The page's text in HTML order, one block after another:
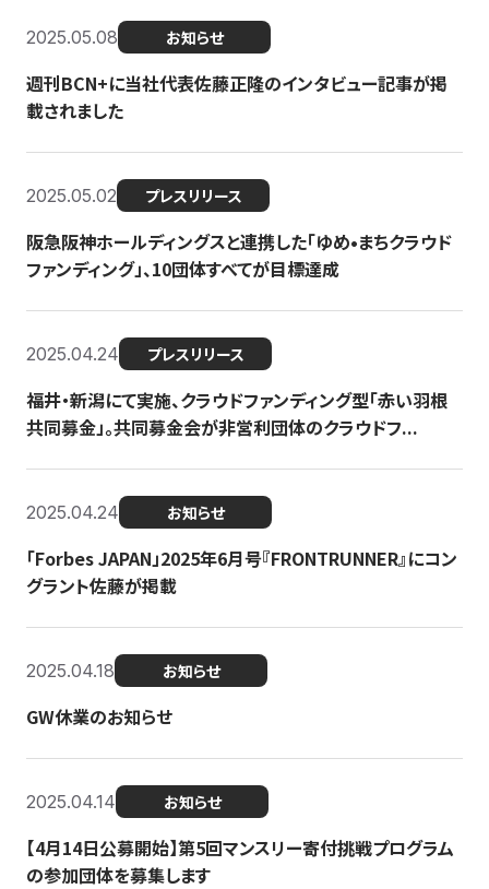
2025.05.08 お知らせ
週刊BCN+に当社代表佐藤正隆のインタビュー記事が掲
載されました
2025.05.02 プレスリリース
阪急阪神ホールディングスと連携した「ゆめ•まちクラウド
ファンディング」、10団体すべてが目標達成
2025.04.24 プレスリリース
福井・新潟にて実施、クラウドファンディング型「赤い羽根
共同募金」。共同募金会が非営利団体のクラウドフ...
2025.04.24 お知らせ
「Forbes JAPAN」2025年6月号『FRONTRUNNER』にコン
グラント佐藤が掲載
2025.04.18 お知らせ
GW休業のお知らせ
2025.04.14 お知らせ
【4月14日公募開始】第5回マンスリー寄付挑戦プログラム
の参加団体を募集します